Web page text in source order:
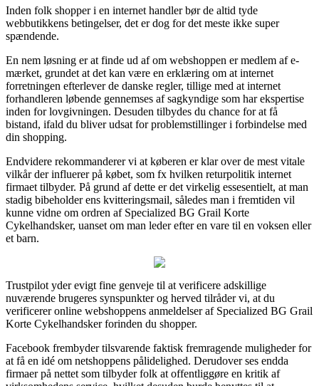
Inden folk shopper i en internet handler bør de altid tyde
webbutikkens betingelser, det er dog for det meste ikke super
spændende.
En nem løsning er at finde ud af om webshoppen er medlem af e-
mærket, grundet at det kan være en erklæring om at internet
forretningen efterlever de danske regler, tillige med at internet
forhandleren løbende gennemses af sagkyndige som har ekspertise
inden for lovgivningen. Desuden tilbydes du chance for at få
bistand, ifald du bliver udsat for problemstillinger i forbindelse med
din shopping.
Endvidere rekommanderer vi at køberen er klar over de mest vitale
vilkår der influerer på købet, som fx hvilken returpolitik internet
firmaet tilbyder. På grund af dette er det virkelig essesentielt, at man
stadig bibeholder ens kvitteringsmail, således man i fremtiden vil
kunne vidne om ordren af Specialized BG Grail Korte
Cykelhandsker, uanset om man leder efter en vare til en voksen eller
et barn.
Trustpilot yder evigt fine genveje til at verificere adskillige
nuværende brugeres synspunkter og herved tilråder vi, at du
verificerer online webshoppens anmeldelser af Specialized BG Grail
Korte Cykelhandsker forinden du shopper.
Facebook frembyder tilsvarende faktisk fremragende muligheder for
at få en idé om netshoppens pålidelighed. Derudover ses endda
firmaer på nettet som tilbyder folk at offentliggøre en kritik af